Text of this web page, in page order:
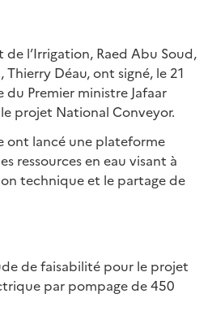
de l’Irrigation, Raed Abu Soud,
Déau, ont signé, le 21
du Premier ministre Jafaar
projet National Conveyor.
ont lancé une plateforme
ressources en eau visant à
technique et le partage de
de faisabilité pour le projet
par pompage de 450